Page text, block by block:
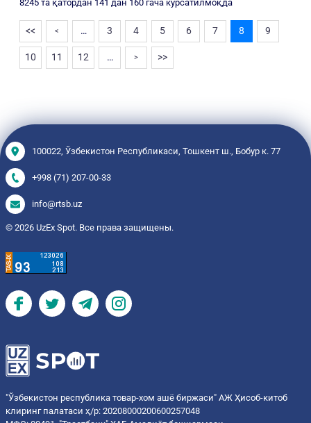
8245 та қатордан 141 дан 160 гача кўрсатилмоқда
<< < … 3 4 5 6 7 8 9
10 11 12 … > >>
100022, Ўзбекистон Республикаси, Тошкент ш., Бобур к. 77
+998 (71) 207-00-33
info@rtsb.uz
© 2026 UzEx Spot. Все права защищены.
"Ўзбекистон республика товар-хом ашё биржаси" АЖ Ҳисоб-китоб
клиринг палатаси ҳ/р: 20208000200600257048